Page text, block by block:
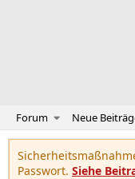
Forum Neue
Passwort. Siehe